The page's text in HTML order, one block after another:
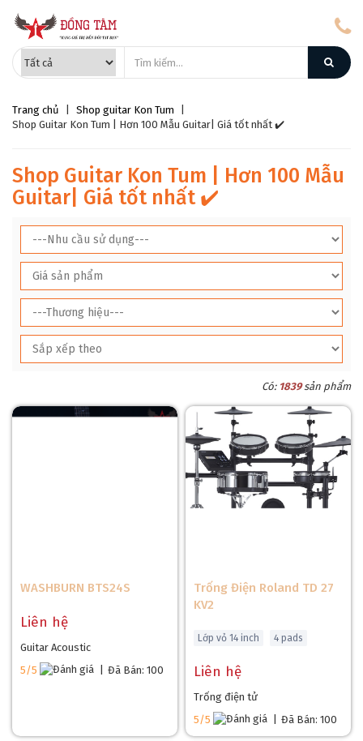
Trang chủ Shop guitar Kon Tum
Shop Guitar Kon Tum | Hơn 100 Mẫu Guitar| Giá tốt nhất ✔️
Shop Guitar Kon Tum | Hơn 100 Mẫu
Guitar| Giá tốt nhất ✔️
Có: 1839sản phẩm
WASHBURN BTS24S
Liên hệ
Guitar Acoustic
5/5
Đã Bán: 100
Trống Điện Roland TD 27
KV2
Lớp vỏ 14 inch 4 pads
Liên hệ
Trống điện tử
5/5
Đã Bán: 100